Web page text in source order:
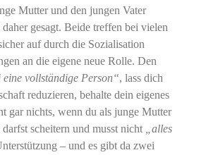
Mutter und den jungen Vater
gesagt. Beide treffen bei vielen
auf durch die Sozialisation
an die eigene neue Rolle. Den
eine vollständige Person“, lass dich
reduzieren, behalte dein eigenes
gar nichts, wenn du als junge Mutter
scheitern und musst nicht
„alles
– und es gibt da zwei